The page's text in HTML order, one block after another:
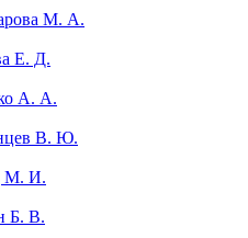
М. А.
Е. Д.
А. А.
В. Ю.
М. И.
Б. В.